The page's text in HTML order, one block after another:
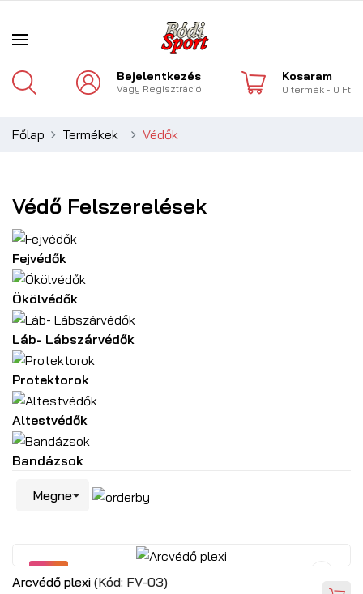
Bejelentkezés
Vagy Regisztráció
Kosaram
0 termék - 0 Ft
Főlap Termékek Védők
Védő Felszerelések
Fejvédők
Ökölvédők
Láb- Lábszárvédők
Protektorok
Altestvédők
Bandázsok
Arcvédő plexi (Kód: FV-03)